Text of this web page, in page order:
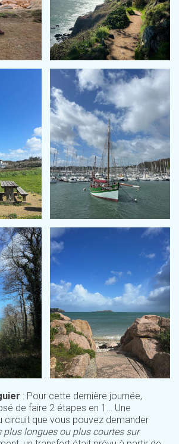
: Pour cette dernière journée,
de faire 2 étapes en 1… Une
circuit que vous pouvez demander
plus longues ou plus courtes sur